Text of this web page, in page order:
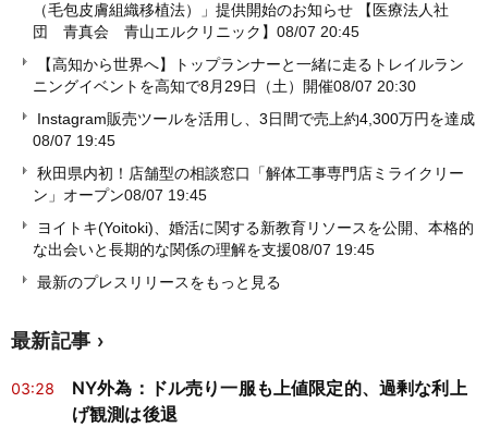
（毛包皮膚組織移植法）」提供開始のお知らせ 【医療法人社
団 青真会 青山エルクリニック】 08/07 20:45
【高知から世界へ】トップランナーと一緒に走るトレイルラン
ニングイベントを高知で8月29日（土）開催08/07 20:30
Instagram販売ツールを活用し、3日間で売上約4,300万円を達成
08/07 19:45
秋田県内初！店舗型の相談窓口「解体工事専門店ミライクリー
ン」オープン08/07 19:45
ヨイトキ(Yoitoki)、婚活に関する新教育リソースを公開、本格的
な出会いと長期的な関係の理解を支援08/07 19:45
最新のプレスリリースをもっと見る
最新記事
03:28
NY外為：ドル売り一服も上値限定的、過剰な利上
げ観測は後退